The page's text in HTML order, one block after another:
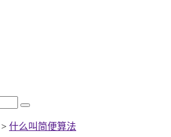
> 什么叫简便算法